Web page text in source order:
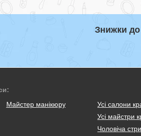
Знижки до
Майстер манікюру
Усі салони
Усі майстри
Чоловіча